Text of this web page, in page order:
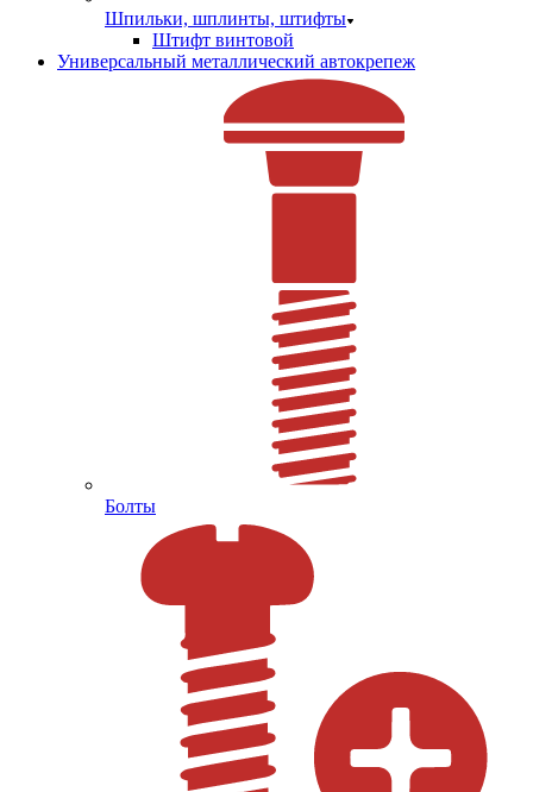
Шпильки, шплинты, штифты
Штифт винтовой
Универсальный металлический автокрепеж
Болты